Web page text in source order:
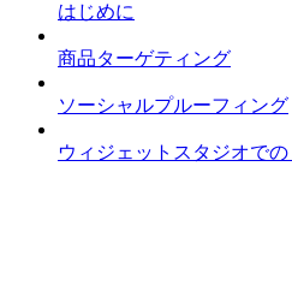
はじめに
商品ターゲティング
ソーシャルプルーフィング
ウィジェットスタジオで